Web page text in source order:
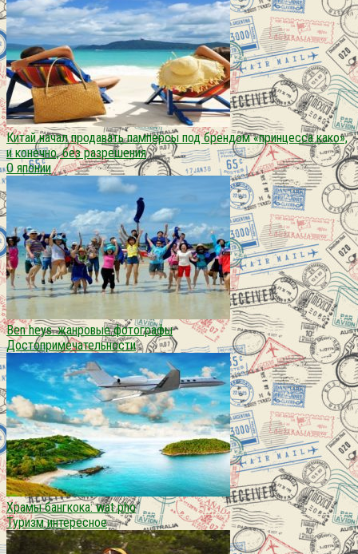
Китай начал продавать памперсы под брендом «принцесса како»,
и конечно, без разрешения
О японии
Ben heys. жанровые фотографы
Достопримечательности
Храмы бангкока: wat pho
Туризм интересное